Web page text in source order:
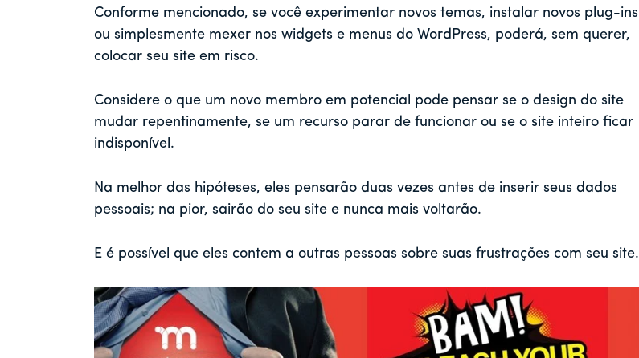
Conforme mencionado, se você experimentar novos temas, instalar novos plug-ins
ou simplesmente mexer nos widgets e menus do WordPress, poderá, sem querer,
colocar seu site em risco.
Considere o que um novo membro em potencial pode pensar se o design do site
mudar repentinamente, se um recurso parar de funcionar ou se o site inteiro ficar
indisponível.
Na melhor das hipóteses, eles pensarão duas vezes antes de inserir seus dados
pessoais; na pior, sairão do seu site e nunca mais voltarão.
E é possível que eles contem a outras pessoas sobre suas frustrações com seu site.